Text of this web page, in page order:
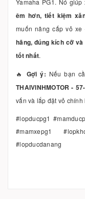
Yamaha PG1. Nó
êm hơn, tiết kiệm
muốn nâng cấp vỏ xe
hãng, đúng kích cỡ
tốt nhất.
🔥 Gợi ý: Nếu bạn
THAIVINHMOTOR -
vấn và lắp đặt vỏ
#lopducpg1
#mamxepg1
#lopducdanang